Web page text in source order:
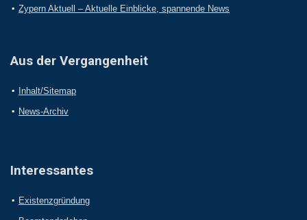
Zypern Aktuell – Aktuelle Einblicke, spannende News
Aus der Vergangenheit
Inhalt/Sitemap
News-Archiv
Interessantes
Existenzgründung